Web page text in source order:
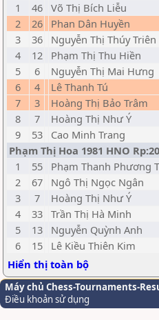
1
46 Võ Thị Bích Liễu
2
26 Phan Dân Huyền
3
36 Nguyễn Thị Thúy Triên
4
12 Phạm Thị Thu Hiền
5
6 Nguyễn Thị Mai Hưng
6
4 Lê Thanh Tú
7
3 Hoàng Thị Bảo Trâm
8
7 Hoàng Thị Như Ý
9
53 Cao Minh Trang
Phạm Thị Hoa 1981 HNO
1
55 Phạm Thanh Phương
2
67 Ngô Thị Ngọc Ngân
3
7 Hoàng Thị Như Ý
4
33 Trần Thị Hà Minh
5
13 Nguyễn Quỳnh Anh
6
15 Lê Kiều Thiên Kim
Hiển thị toàn bộ
Máy chủ Chess-Tournaments-
Điều khoản sử dụng